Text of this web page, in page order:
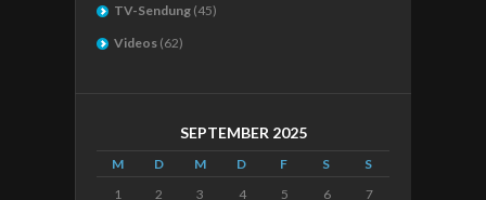
TV-Sendung (45)
Videos (62)
SEPTEMBER 2025
M D M D F S
S
1
2 3 4 5 6
7